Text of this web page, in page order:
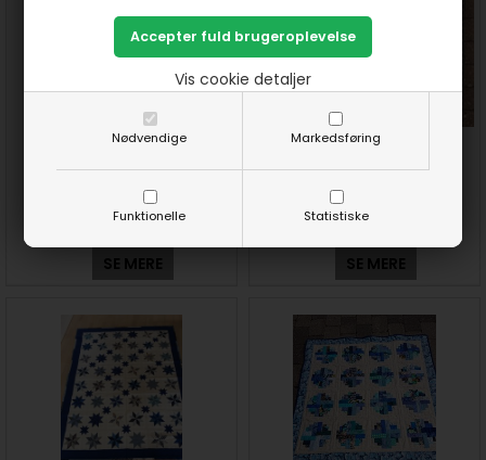
Nødvendige Markedsføring
Funktionelle Statistiske
Vis cookie detaljer
SE MERE SE MERE